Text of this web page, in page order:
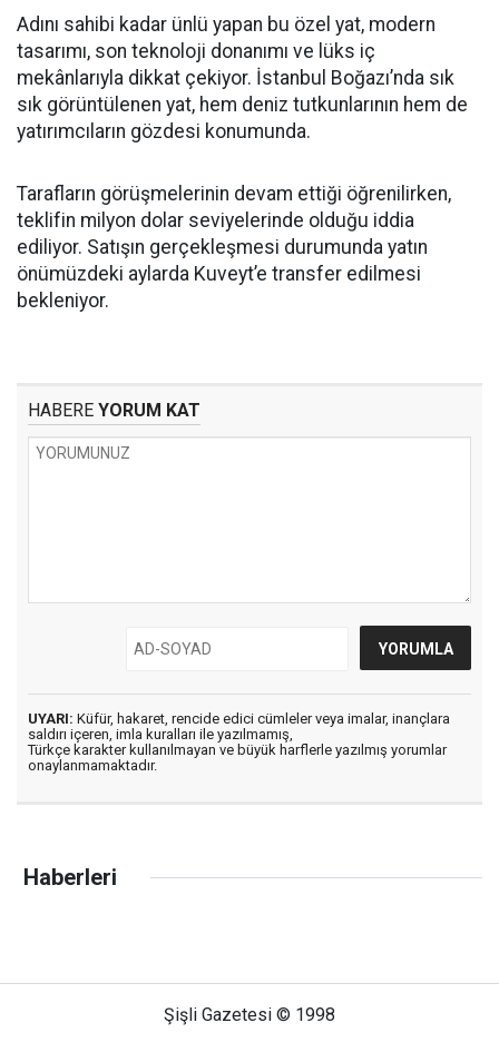
Adını sahibi kadar ünlü yapan bu özel yat, modern
tasarımı, son teknoloji donanımı ve lüks iç
mekânlarıyla dikkat çekiyor. İstanbul Boğazı’nda sık
sık görüntülenen yat, hem deniz tutkunlarının hem de
yatırımcıların gözdesi konumunda.
Tarafların görüşmelerinin devam ettiği öğrenilirken,
teklifin milyon dolar seviyelerinde olduğu iddia
ediliyor. Satışın gerçekleşmesi durumunda yatın
önümüzdeki aylarda Kuveyt’e transfer edilmesi
bekleniyor.
HABERE YORUM KAT
UYARI: Küfür, hakaret, rencide edici cümleler veya imalar, inançlara
saldırı içeren, imla kuralları ile yazılmamış,
Türkçe karakter kullanılmayan ve büyük harflerle yazılmış yorumlar
onaylanmamaktadır.
Haberleri
Şişli Gazetesi © 1998